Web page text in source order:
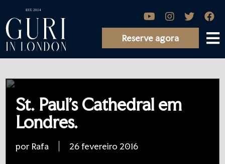
Reserve agora
St. Paul’s Cathedral em
Londres.
por Rafa 26 fevereiro 2016